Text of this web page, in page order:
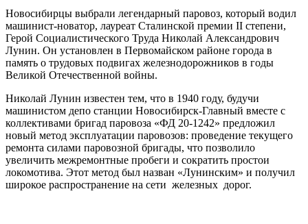
Новосибирцы выбрали легендарный паровоз, который водил
машинист-новатор, лауреат Сталинской премии II степени,
Герой Социалистического Труда Николай Александрович
Лунин. Он установлен в Первомайском районе города в
память о трудовых подвигах железнодорожников в годы
Великой Отечественной войны.
Николай Лунин известен тем, что в 1940 году, будучи
машинистом депо станции Новосибирск-Главный вместе с
коллективами бригад паровоза «ФД 20-1242» предложил
новый метод эксплуатации паровозов: проведение текущего
ремонта силами паровозной бригады, что позволило
увеличить межремонтные пробеги и сократить простои
локомотива. Этот метод был назван «Лунинским» и получил
широкое распространение на сети железных дорог.